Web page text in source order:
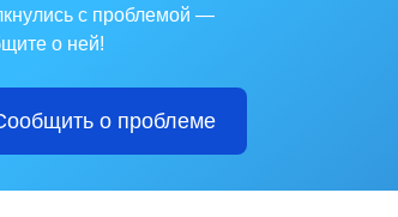
с проблемой —
о ней!
о проблеме